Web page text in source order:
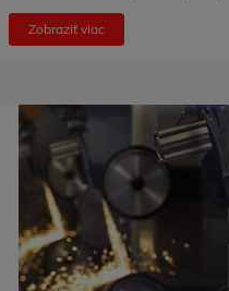
Zobraziť viac